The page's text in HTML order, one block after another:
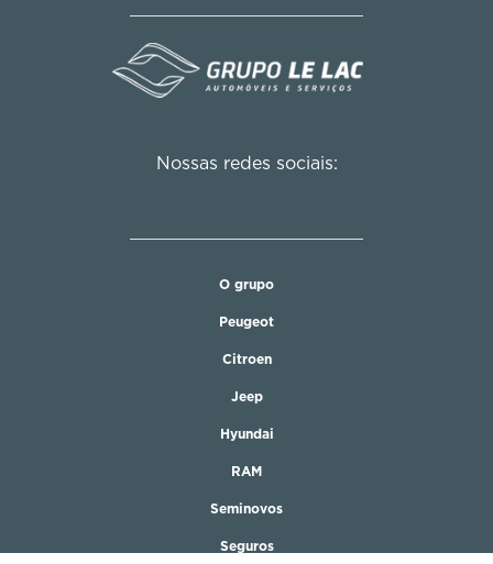
Nossas redes sociais:
O grupo
Peugeot
Citroen
Jeep
Hyundai
RAM
Seminovos
Seguros